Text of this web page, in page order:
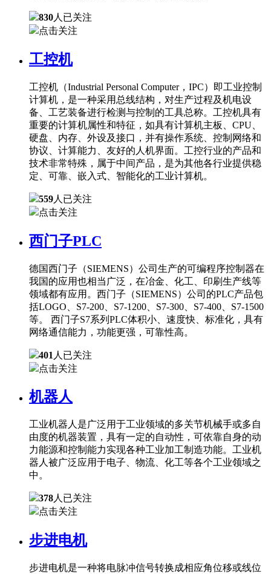
830人已关注
点击关注
工控机
工控机（Industrial Personal Computer，IPC）即工业控制
计算机，是一种采用总线结构，对生产过程及机电设
备、工艺装备进行检测与控制的工具总称。工控机具有
重要的计算机属性和特征，如具有计算机主板、CPU、
硬盘、内存、外设及接口，并有操作系统、控制网络和
协议、计算能力、友好的人机界面。工控行业的产品和
技术非常特殊，属于中间产品，是为其他各行业提供稳
定、可靠、嵌入式、智能化的工业计算机。
559人已关注
点击关注
西门子PLC
德国西门子（SIEMENS）公司生产的可编程序控制器在
我国的应用也相当广泛，在冶金、化工、印刷生产线等
领域都有应用。西门子（SIEMENS）公司的PLC产品包
括LOGO、S7-200、S7-1200、S7-300、S7-400、S7-1500
等。 西门子S7系列PLC体积小、速度快、标准化，具有
网络通信能力，功能更强，可靠性高。
401 人已关注
点击关注
机器人
工业机器人是广泛用于工业领域的多关节机械手或多自
由度的机器装置，具有一定的自动性，可依靠自身的动
力能源和控制能力实现各种工业加工制造功能。工业机
器人被广泛应用于电子、物流、化工等各个工业领域之
中。
378人已关注
点击关注
步进电机
步进电机是一种将电脉冲信号转换成相应角位移或线位